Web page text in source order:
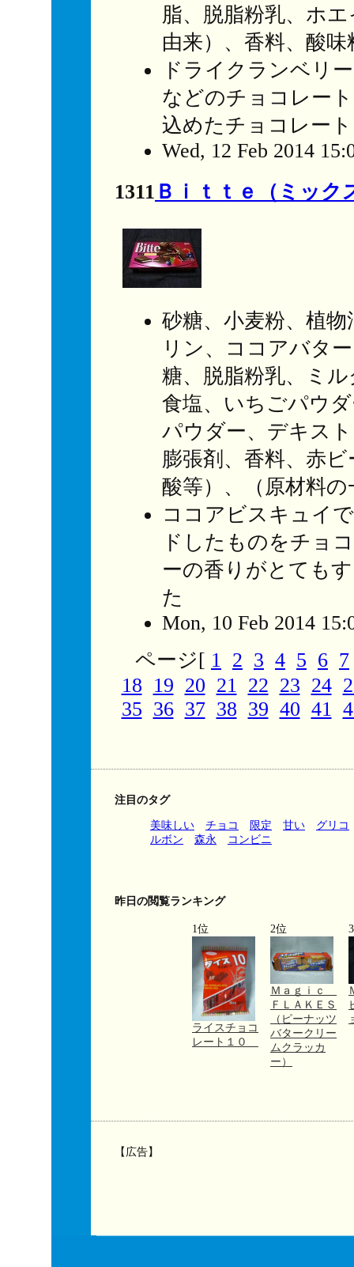
脂、脱脂粉乳、ホ
由来）、香料、酸味
ドライクランベリ
などのチョコレー
込めたチョコレー
Wed, 12 Feb 2014
1311 Ｂｉｔｔｅ（ミック
砂糖、小麦粉、植
リン、ココアバタ
糖、脱脂粉乳、ミ
食塩、いちごパウ
パウダー、デキス
膨張剤、香料、赤
酸等）、（原材料
ココアビスキュイ
ドしたものをチョ
ーの香りがとても
た
Mon, 10 Feb 2014
ページ[ 1 2 3 4 5 6 7
18 19 20 21 22 23 24
35 36 37 38 39 40 41
注目のタグ
美味しい チョコ 限定 甘い
グリコ
ルボン
森永 コンビニ
昨日の閲覧ランキング
1位
ライスチョコ
レート１０
2位
Ｍａｇｉｃ
ＦＬＡＫＥＳ
（ピーナッツ
バタークリー
ムクラッカ
ー）
【広告】